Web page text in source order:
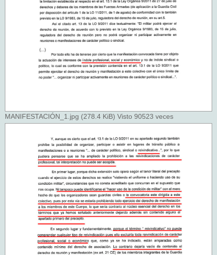
MANIFESTACIÓN_1.jpg (278.4 KiB) Visto 90523 veces